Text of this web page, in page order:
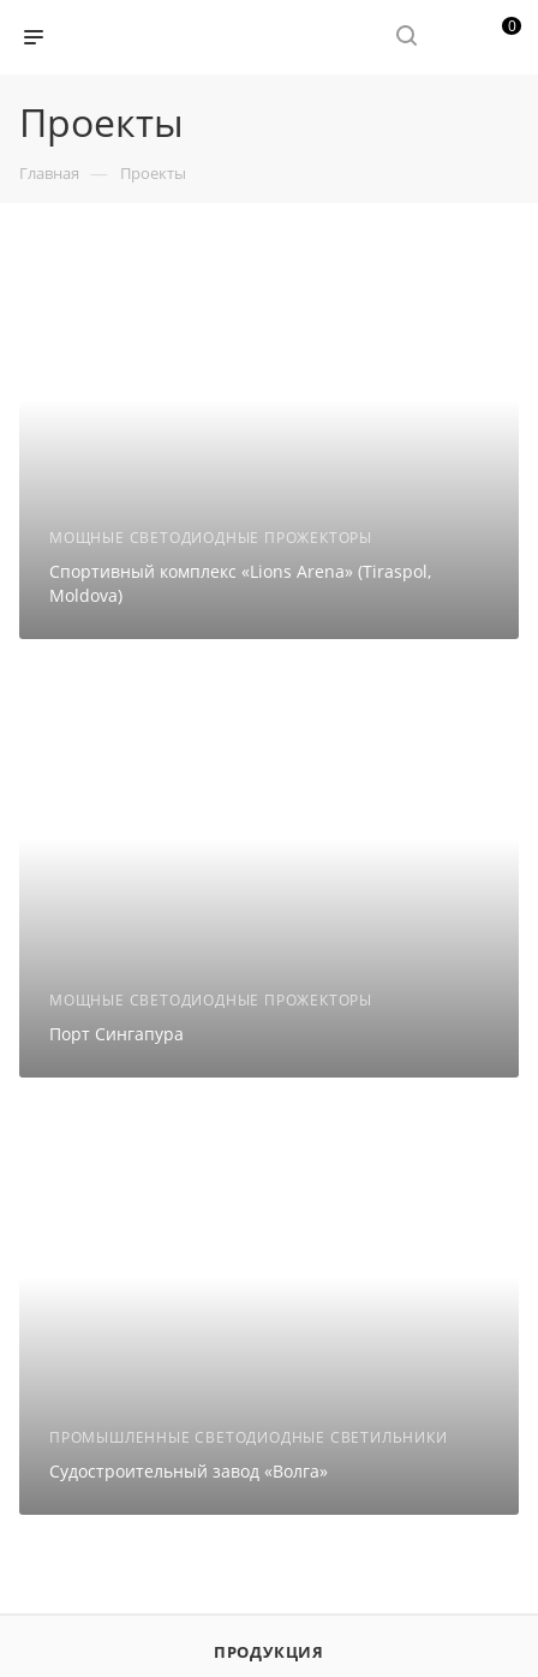
0
Проекты
Главная — Проекты
МОЩНЫЕ СВЕТОДИОДНЫЕ ПРОЖЕКТОРЫ
Спортивный комплекс «Lions Arena» (Tiraspol,
Moldova)
МОЩНЫЕ СВЕТОДИОДНЫЕ ПРОЖЕКТОРЫ
Порт Сингапура
ПРОМЫШЛЕННЫЕ СВЕТОДИОДНЫЕ СВЕТИЛЬНИКИ
Судостроительный завод «Волга»
ПРОДУКЦИЯ